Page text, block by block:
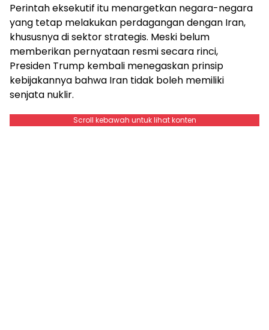
Perintah eksekutif itu menargetkan negara-negara
yang tetap melakukan perdagangan dengan Iran,
khususnya di sektor strategis. Meski belum
memberikan pernyataan resmi secara rinci,
Presiden Trump kembali menegaskan prinsip
kebijakannya bahwa Iran tidak boleh memiliki
senjata nuklir.
Scroll kebawah untuk lihat konten